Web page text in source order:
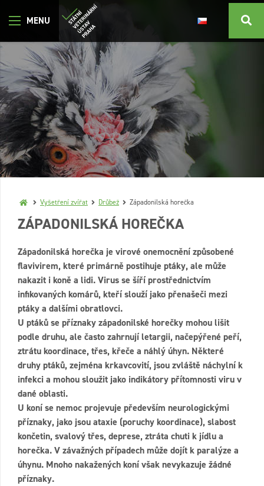
Vyšetření zvířat Drůbež Západonilská horečka
ZÁPADONILSKÁ HOREČKA
Západonilská horečka je virové onemocnění způsobené
flavivirem, které primárně postihuje ptáky, ale může
nakazit i koně a lidi. Virus se šíří prostřednictvím
infikovaných komárů, kteří slouží jako přenašeči mezi
ptáky a dalšími obratlovci.
U ptáků se příznaky západonilské horečky mohou lišit
podle druhu, ale často zahrnují letargii, načepýřené peří,
ztrátu koordinace, třes, křeče a náhlý úhyn. Některé
druhy ptáků, zejména krkavcovití, jsou zvláště náchylní k
infekci a mohou sloužit jako indikátory přítomnosti viru v
dané oblasti.
U koní se nemoc projevuje především neurologickými
příznaky, jako jsou ataxie (poruchy koordinace), slabost
končetin, svalový třes, deprese, ztráta chuti k jídlu a
horečka. V závažných případech může dojít k paralýze a
úhynu. Mnoho nakažených koní však nevykazuje žádné
příznaky.